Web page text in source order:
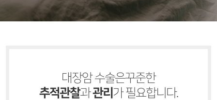
대장암 수술은꾸준한
추적관찰과관리 가 필요합니다.